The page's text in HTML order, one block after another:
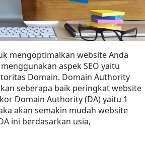
mengoptimalkan website Anda
aspek SEO yaitu
Domain. Domain Authority
seberapa baik peringkat website
Domain Authority (DA) yaitu 1
akan semakin mudah website
ini berdasarkan usia,